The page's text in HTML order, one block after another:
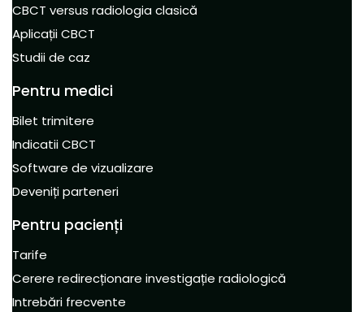
CBCT versus radiologia clasică
Aplicații CBCT
Studii de caz
Pentru medici
Bilet trimitere
Indicatii CBCT
Software de vizualizare
Deveniți parteneri
Pentru pacienți
Tarife
Cerere redirecționare investigație radiologică
Intrebări frecvente